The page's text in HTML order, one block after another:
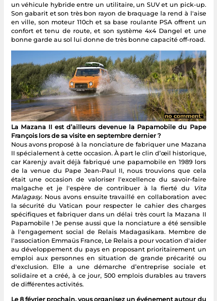
un véhicule hybride entre un utilitaire, un SUV et un pick-up.
Son gabarit et son très bon rayon de braquage la rend à l'aise
en ville, son moteur 110ch et sa base roulante PSA offrent un
confort et tenu de route, et son système 4x4 Dangel et une
bonne garde au sol lui donne de très bonne capacité off-road.
La Mazana II est d’ailleurs devenue la Papamobile du Pape
François lors de sa visite en septembre dernier ?
Nous avons proposé à la nonciature de fabriquer une Mazana
II spécialement à cette occasion. À part le clin d’œil historique,
car Karenjy avait déjà fabriqué une papamobile en 1989 lors
de la venue du Pape Jean-Paul II, nous trouvions que cela
était une occasion de valoriser l'excellence du savoir-faire
malgache et je l'espère de contribuer à la fierté du
Vita
Malagasy. Nous avons ensuite travaillé en collaboration avec
la sécurité du Vatican pour respecter le cahier des charges
spécifiques et fabriquer dans un délai très court la Mazana II
Papamobile ! Je pense aussi que la nonciature a été sensible
à l'engagement social de Relais Madagasikara. Membre de
l'association Emmaüs France, Le Relais a pour vocation d'aider
au développement du pays en proposant prioritairement un
emploi aux personnes en situation de grande précarité ou
d'exclusion. Elle a une démarche d’entreprise sociale et
solidaire et a créé, à ce jour, 500 emplois durables au travers
de différentes activités.
Le 8 février prochain, vous organisez un événement autour du